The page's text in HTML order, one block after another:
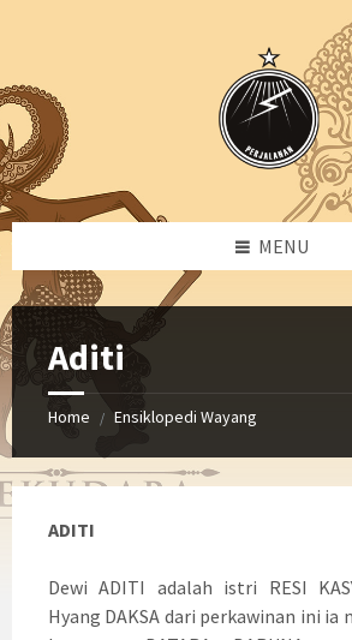
MENU
Aditi
Home / Ensiklopedi Wayang
ADITI
Dewi ADITI adalah istri RESI
Hyang DAKSA dari perkawinan ini ia